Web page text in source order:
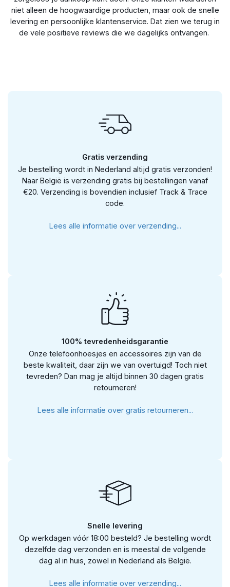
niet alleen de hoogwaardige producten, maar ook de snelle
levering en persoonlijke klantenservice. Dat zien we terug in
de vele positieve reviews die we dagelijks ontvangen.
Gratis verzending
Je bestelling wordt in Nederland altijd gratis verzonden!
Naar België is verzending gratis bij bestellingen vanaf
€20. Verzending is bovendien inclusief Track & Trace
code.
Lees alle informatie over verzending...
100% tevredenheidsgarantie
Onze telefoonhoesjes en accessoires zijn van de
beste kwaliteit, daar zijn we van overtuigd! Toch niet
tevreden? Dan mag je altijd binnen 30 dagen gratis
retourneren!
Lees alle informatie over gratis retourneren...
Snelle levering
Op werkdagen vóór 18:00 besteld? Je bestelling wordt
dezelfde dag verzonden en is meestal de volgende
dag al in huis, zowel in Nederland als België.
Lees alle informatie over verzending...